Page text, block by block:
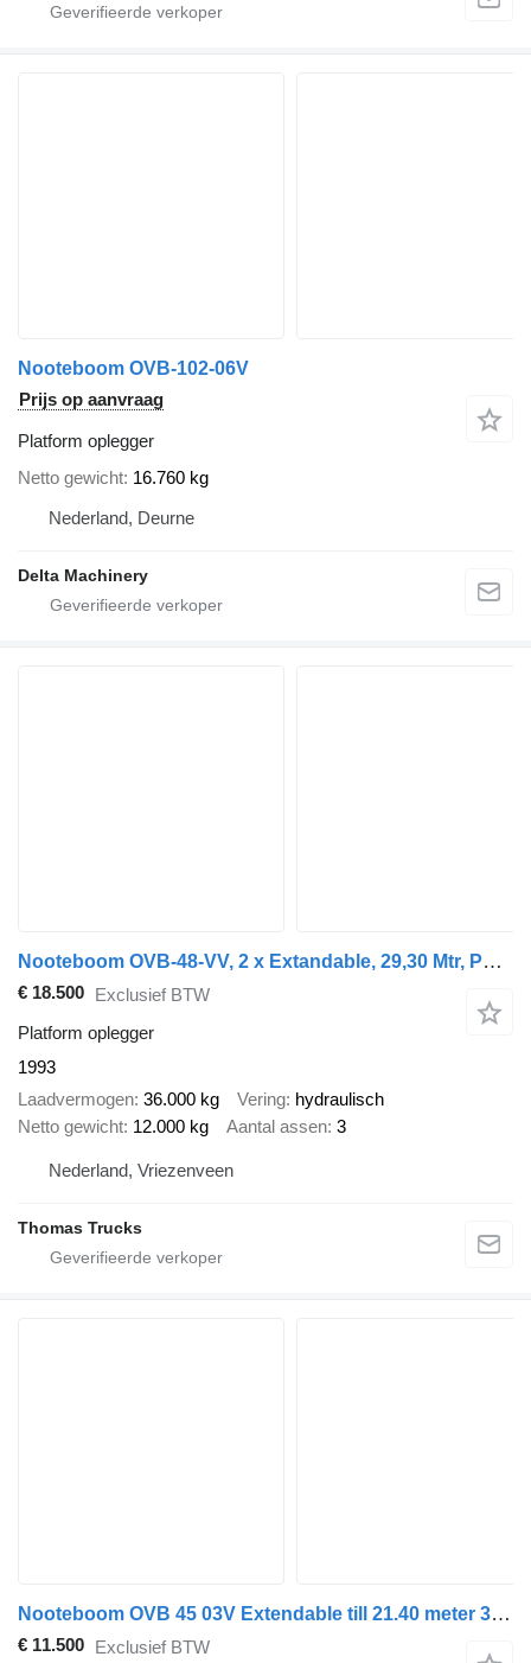
Nooteboom OVB-102-06V
Prijs op aanvraag
Platform oplegger
Netto gewicht 16.760 kg
Nederland, Deurne
Delta Machinery
Nooteboom OVB-48-VV, 2 x Extandable, 29,30 Mtr, Power Steering, Excellent
€ 18.500 Exclusief BTW
Platform oplegger
1993
Laadvermogen 36.000 kg Vering hydraulisch
Netto gewicht 12.000 kg Aantal assen 3
Nederland, Vriezenveen
Thomas Trucks
Nooteboom OVB 45 03V Extendable till 21.40 meter 3x Steering
€ 11.500 Exclusief BTW